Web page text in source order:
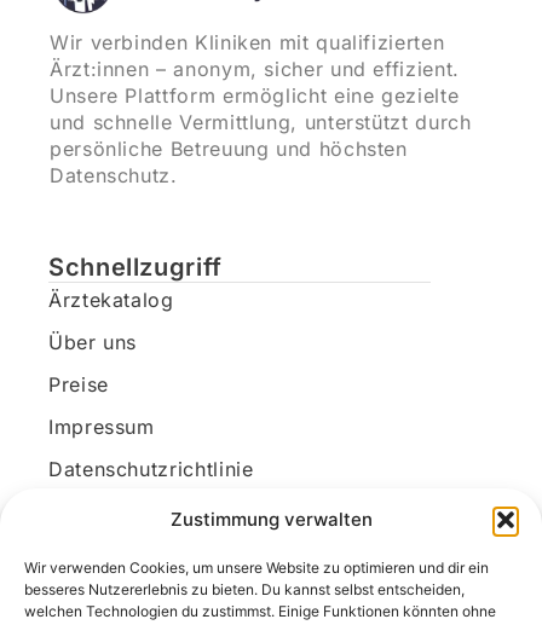
Zustimmung verwalten
Wir verwenden Cookies, um unsere Website zu optimieren und dir ein
besseres Nutzererlebnis zu bieten. Du kannst selbst entscheiden,
welchen Technologien du zustimmst. Einige Funktionen könnten ohne
Wir verbinden Kliniken mit qualifizierten
Ärzt:innen – anonym, sicher und effizient.
Unsere Plattform ermöglicht eine gezielte
und schnelle Vermittlung, unterstützt durch
persönliche Betreuung und höchsten
Datenschutz.
Schnellzugriff
Ärztekatalog
Über uns
Preise
Impressum
Datenschutzrichtlinie
Kundenkonto
Unsere Kontaktdaten
E-Mail: kontakt@docanonym.com